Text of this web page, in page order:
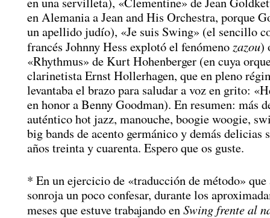
en Alemania a Jean and His Orchestra, porque
un apellido judío), «Je suis Swing» (el sencillo
francés Johnny Hess explotó el fenómeno zazou)
«Rhythmus» de Kurt Hohenberger (en cuya
clarinetista Ernst Hollerhagen, que en pleno
levantaba el brazo para saludar a voz en grito:
en honor a Benny Goodman). En resumen: más
auténtico hot jazz, manouche, boogie woogie,
big bands de acento germánico y demás delicias
años treinta y cuarenta. Espero que os guste.
* En un ejercicio de «traducción de método» que
sonroja un poco confesar, durante los
meses que estuve trabajando enSwing frente al